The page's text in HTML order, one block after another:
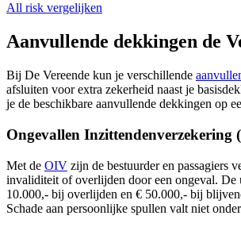
All risk vergelijken
Aanvullende dekkingen de
Bij De Vereende kun je verschillende
afsluiten voor extra zekerheid naast je
je de beschikbare aanvullende dekkingen op
Ongevallen Inzittendenverzekering
Met de OIV zijn de bestuurder en passagiers
invaliditeit of overlijden door een ongeval. De
10.000,- bij overlijden en € 50.000,- bij
Schade aan persoonlijke spullen valt niet